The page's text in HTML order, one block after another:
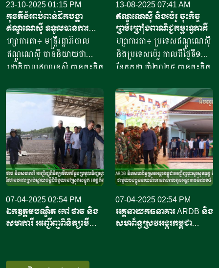
23-10-2025 01:15 PM
កុងតឺន័ររាប់ពាន់ដឹកបង្គា​
ឥណ្ឌូណេស៊ី​ ទទួលបានការ
អនុញ្ញាតនាំ​ចូល​ទីផ្សារអាម៉េរិក
ហ្សាការតា៖ មន្ត្រីរដ្ឋាភិបាល
ឥណ្ឌូណេស៊ី បាននិយាយថា
រដ្ឋាភិបាលឥណ្ឌូនេស៊ី បានចុះកិច្ច
អាហារ និងឱសថសហរដ្ឋ
អាម៉េរិក ដើម្បីចាប់ផ្តើមដំណើរ
ការនាំចេញឡើងវិញ នូវ
ផលិតផលបង្គាឥណ្ឌូនេស៊ីទៅកាន់
សហរដ្ឋអាម៉េរិក។ ប្រធានទី
ភ្នាក់ងារគ្រប់គ្រង និងត្រួតពិនិត្យ
គុណភាពផលិតផលសមុទ្រ និង
នេសាទរបស់ប្រទេសឥណ្ឌូណេស៊ី
បានបញ្ជាក់ថា កិច្ចព្រមព្រៀង
នេះអនុញ្ញាតឱ្យកុងតឺន័ររាប់ពាន់
គ្រឿងដឹកបង្គារឥណ្ឌូណេស៊ី ដែល
ទោះបីជាបទប្បញ្ញត្តិនាំចូលថ្មីនឹង
13-08-2025 07:41 AM
ឥណ្ឌូណេស៊ី និងប៉េរូ ចុះកិច្ច
ព្រមព្រៀងពាណិជ្ជកម្មទ្វេភាគី
ហ្សាការតា៖ ប្រទេសឥណ្ឌូណេស៊ី
និងប្រទេសប៉េរូ កាលពីថ្ងៃទី១១
ខែកក្កដា ឆ្នាំ២០២៥ បានចុះកិច្ច
មេដឹកនាំប្រទេសទាំងពីរបានជួប
ប្រជុំគ្នានៅទីក្រុងហ្សាកាតា
បន្ទាប់ពីប្រធានាធិបតីអាមេរិក
លោក ដូណាល់ ត្រាំ (Donald
Trump) បានកំណត់អត្រា
ពន្ធ១៩ភាគរយលើការនាំចូលពី
ប្រទេសឥណ្ឌូណេស៊ី។ សារ
ព័ត៌មាន ហ្សាកាតា ប៉ុស្ត្តិ៍ របស់
ឥណ្ឌូណេស៊ី បានចេញផ្សាយថា
កិច្ចព្រមព្រៀងធ្វើឡើងក្នុងដំណើរ
ទស្សនកិច្ចរបស់ប្រធានាធិបតីប៉េរូ
07-04-2025 02:54 PM
ឯកឧត្តមបណ្ឌិត កៅ ថាច និង
សហការី អញ្ជើញពិនិត្យមើល
07-04-2025 02:54 PM
អគ្គនាយកធនាគារ ARDB និង
សហព័ន្ធស្រូវអង្ករកម្ពុជា